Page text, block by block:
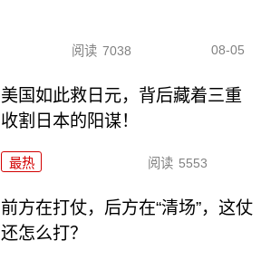
阅读 7038 08-05
美国如此救日元，背后藏着三重
收割日本的阳谋！
最热 阅读 5553
前方在打仗，后方在“清场”，这仗
还怎么打？